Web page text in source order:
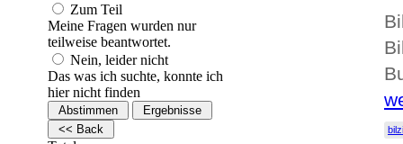
Zum Teil
Meine Fragen wurden nur
teilweise beantwortet.
Nein, leider nicht
Das was ich suchte, konnte ich
hier nicht finden